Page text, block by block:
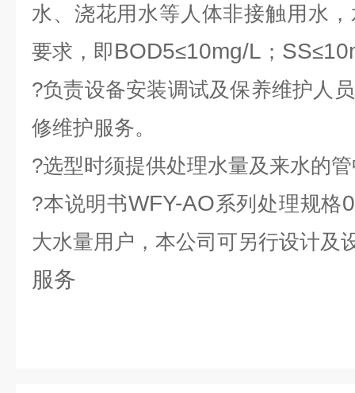
水、浇花用水等人体非接触用水
要求，即BOD5≤10mg/L ； SS≤
?负责设备安装调试及保养维护人
修维护服务。
?选型时须提供处理水量及来水的
?本说明书WFY-AO系列处理规格
大水量用户，本公司可另行设计及
服务